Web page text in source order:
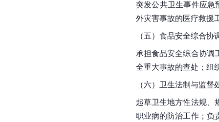
突发公共卫生事件应急
外灾害事故的医疗救援
（五）食品安全综合协
承担食品安全综合协调
全重大事故的查处；组
（六）卫生法制与监督
起草卫生地方性法规、
职业病的防治工作；负